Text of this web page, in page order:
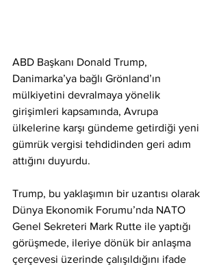
ABD Başkanı Donald Trump,
Danimarka’ya bağlı Grönland’ın
mülkiyetini devralmaya yönelik
girişimleri kapsamında, Avrupa
ülkelerine karşı gündeme getirdiği yeni
gümrük vergisi tehdidinden geri adım
attığını duyurdu.
Trump, bu yaklaşımın bir uzantısı olarak
Dünya Ekonomik Forumu’nda NATO
Genel Sekreteri Mark Rutte ile yaptığı
görüşmede, ileriye dönük bir anlaşma
çerçevesi üzerinde çalışıldığını ifade